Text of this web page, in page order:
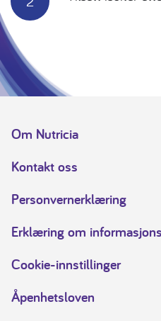
Om Nutricia
Kontakt oss
Personvernerklæring
Erklæring om
Cookie-innstillinger
Åpenhetsloven